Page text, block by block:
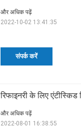
संपर्क करें
और अधिक पढ़ें
2022-10-02 13:41:35
रिफाइनरी के लिए एंटीस्किड
और अधिक पढ़ें
2022-08-01 16:38:55